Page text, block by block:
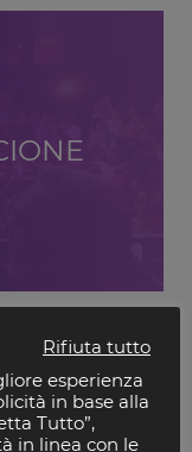
Rifiuta tutto
esperienza
in base alla
Tutto”,
in linea con le